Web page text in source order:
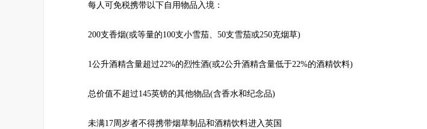
每人可免税携带以下自用物品入境：
200支香烟(或等量的100支小雪茄、50支雪茄或250克烟草)
1公升酒精含量超过22%的烈性酒(或2公升酒精含量低于22%的酒精饮料)
总价值不超过145英镑的其他物品(含香水和纪念品)
未满17周岁者不得携带烟草制品和酒精饮料进入英国